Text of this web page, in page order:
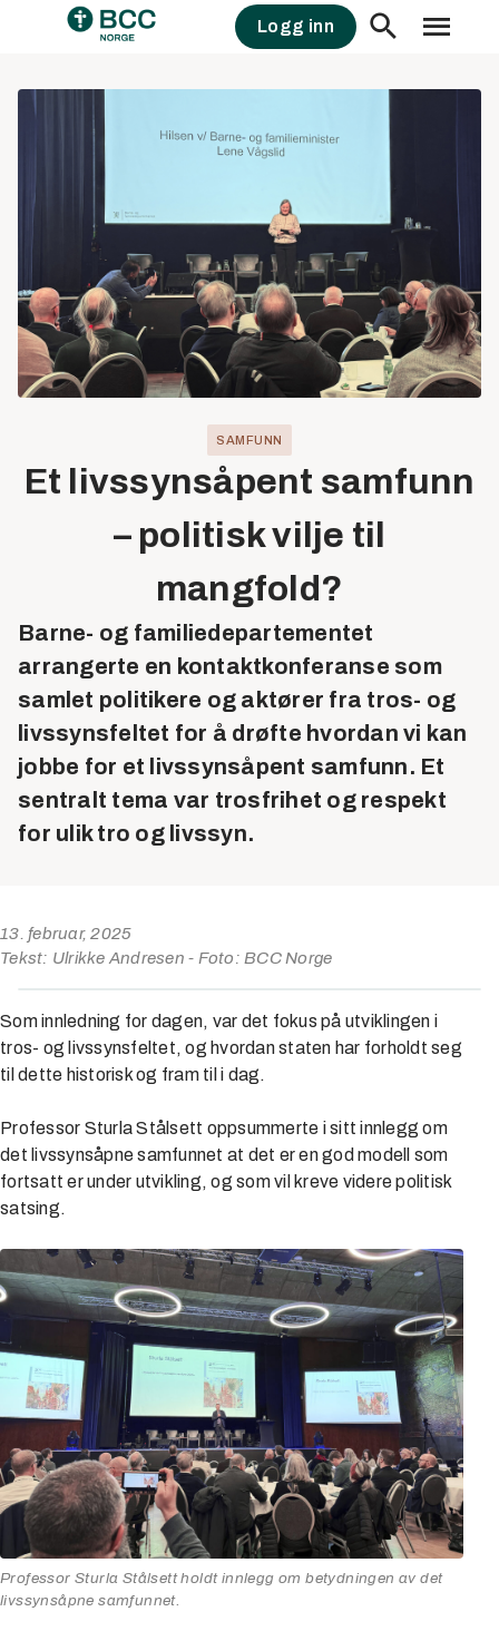
Logg inn
SAMFUNN
Et livssynsåpent samfunn
– politisk vilje til
mangfold?
Barne- og familiedepartementet
arrangerte en kontaktkonferanse som
samlet politikere og aktører fra tros- og
livssynsfeltet for å drøfte hvordan vi kan
jobbe for et livssynsåpent samfunn. Et
sentralt tema var trosfrihet og respekt
for ulik tro og livssyn.
13. februar, 2025
Tekst: Ulrikke Andresen - Foto: BCC Norge
Som innledning for dagen, var det fokus på utviklingen i
tros- og livssynsfeltet, og hvordan staten har forholdt seg
til dette historisk og fram til i dag.
Professor Sturla Stålsett oppsummerte i sitt innlegg om
det livssynsåpne samfunnet at det er en god modell som
fortsatt er under utvikling, og som vil kreve videre politisk
satsing.
Professor Sturla Stålsett holdt innlegg om betydningen av det
livssynsåpne samfunnet.